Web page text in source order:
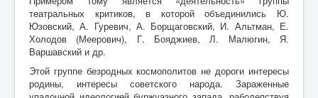
театральных критиков, в которой объединились Ю.
Юзовский, А. Гуревич, А. Борщаговский, И. Альтман, Е.
Холодов (Меерович), Г. Бояджиев, Л. Малюгин, Я.
Варшавский и др.
Этой группе безродных космополитов не дороги интересы
родины, интересы советского народа. Зараженные